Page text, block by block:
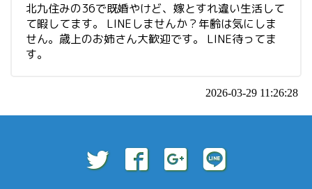
北九住みの36で既婚やけど、嫁とすれ違い生活して
て暇してます。 LINEしませんか？年齢は気にしま
せん。歳上のお姉さん大歓迎です。 LINE待ってま
す。
2026-03-29 11:26:28